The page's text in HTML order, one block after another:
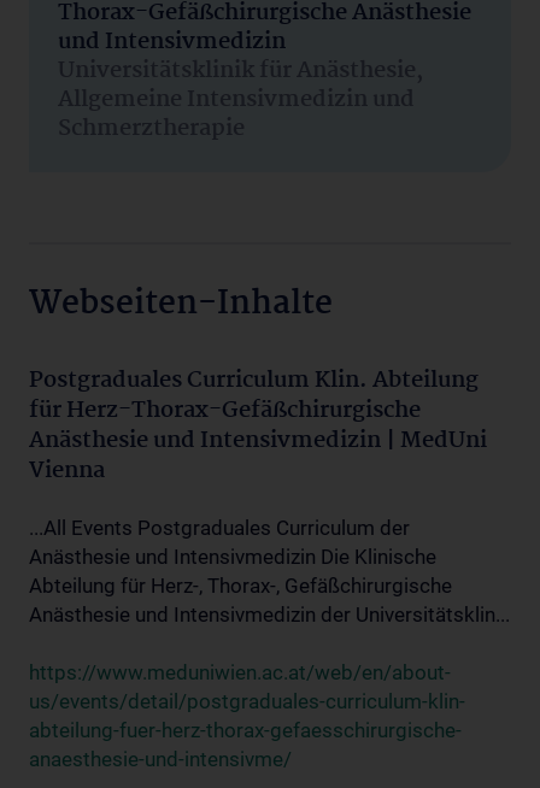
Thorax-Gefäßchirurgische Anästhesie
und Intensivmedizin
Universitätsklinik für Anästhesie,
Allgemeine Intensivmedizin und
Schmerztherapie
Webseiten-Inhalte
Postgraduales Curriculum Klin. Abteilung
für Herz-Thorax-Gefäßchirurgische
Anästhesie und Intensivmedizin | MedUni
Vienna
...All Events Postgraduales Curriculum der
Anästhesie und Intensivmedizin Die Klinische
Abteilung für Herz-, Thorax-, Gefäßchirurgische
Anästhesie und Intensivmedizin der Universitätsklin...
https://www.meduniwien.ac.at/web/en/about-
us/events/detail/postgraduales-curriculum-klin-
abteilung-fuer-herz-thorax-gefaesschirurgische-
anaesthesie-und-intensivme/